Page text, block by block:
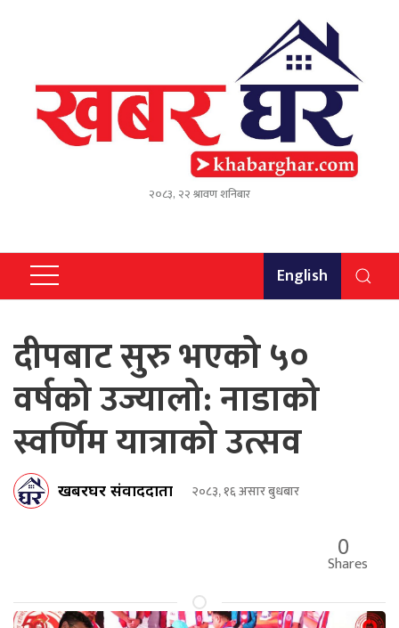
२०८३, २२ श्रावण शनिबार
English
दीपबाट सुरु भएको ५०
वर्षको उज्यालो: नाडाको
स्वर्णिम यात्राको उत्सव
खबरघर संवाददाता २०८३, १६ असार बुधबार
0
Shares